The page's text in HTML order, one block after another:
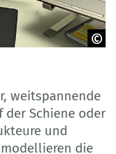
weitspannende
der Schiene oder
und
die